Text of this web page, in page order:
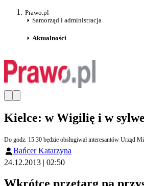
Prawo.pl
Samorząd i administracja
Aktualności
Kielce: w Wigilię i w
Bańcer Katarzyna
24.12.2013 | 02:50